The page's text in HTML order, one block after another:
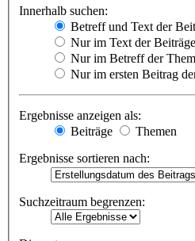
Innerhalb suchen:
Betreff und Text der
Nur im Text der Beiträge
Nur im Betreff der
Nur im ersten Beitrag
Ergebnisse anzeigen als:
Beiträge
Themen
Ergebnisse sortieren nach:
Suchzeitraum begrenzen: